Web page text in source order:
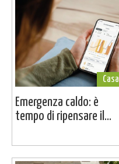
Casa
Emergenza caldo: è
tempo di ripensare il...